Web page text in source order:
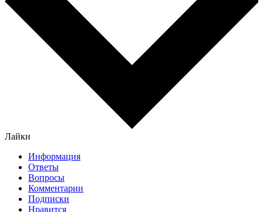
Лайки
Информация
Ответы
Вопросы
Комментарии
Подписки
Нравится